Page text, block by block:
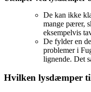
De kan ikke
mange pærer,
eksempelvis
De fylder en
problemer i
lignende. Det
Hvilken lysdæmper